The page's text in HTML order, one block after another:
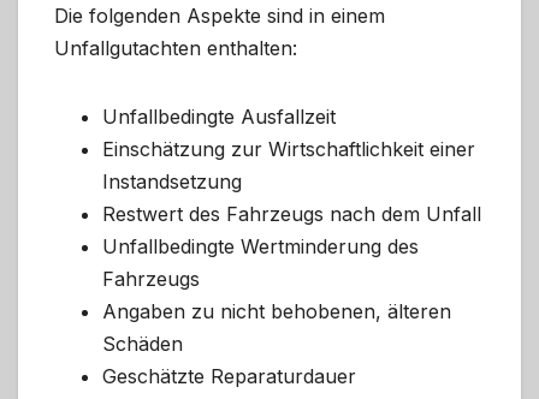
Die folgenden Aspekte sind in einem
Unfallgutachten enthalten:
Unfallbedingte Ausfallzeit
Einschätzung zur Wirtschaftlichkeit einer
Instandsetzung
Restwert des Fahrzeugs nach dem Unfall
Unfallbedingte Wertminderung des
Fahrzeugs
Angaben zu nicht behobenen, älteren
Schäden
Geschätzte Reparaturdauer